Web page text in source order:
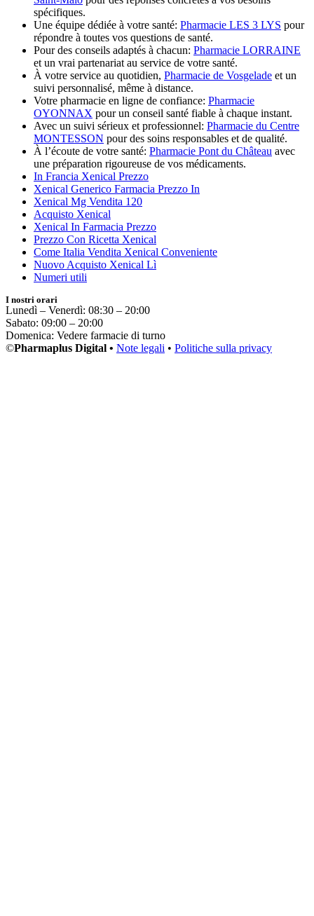
spécifiques.
Une équipe dédiée à votre santé: Pharmacie LES 3 LYS pour
répondre à toutes vos questions de santé.
Pour des conseils adaptés à chacun: Pharmacie LORRAINE
et un vrai partenariat au service de votre santé.
À votre service au quotidien, Pharmacie de Vosgelade et un
suivi personnalisé, même à distance.
Votre pharmacie en ligne de confiance: Pharmacie
OYONNAX pour un conseil santé fiable à chaque instant.
Avec un suivi sérieux et professionnel: Pharmacie du Centre
MONTESSON pour des soins responsables et de qualité.
À l’écoute de votre santé: Pharmacie Pont du Château avec
une préparation rigoureuse de vos médicaments.
In Francia Xenical Prezzo
Xenical Generico Farmacia Prezzo In
Xenical Mg Vendita 120
Acquisto Xenical
Xenical In Farmacia Prezzo
Prezzo Con Ricetta Xenical
Come Italia Vendita Xenical Conveniente
Nuovo Acquisto Xenical Lì
Numeri utili
I nostri orari
Lunedì – Venerdì: 08:30 – 20:00
Sabato: 09:00 – 20:00
Domenica: Vedere farmacie di turno
©Pharmaplus Digital • Note legali • Politiche sulla privacy